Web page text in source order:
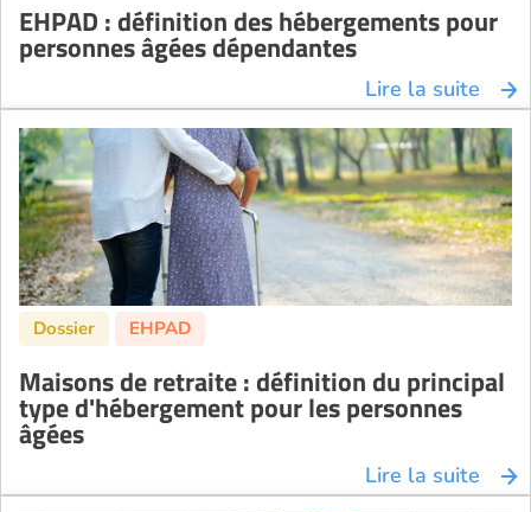
EHPAD : définition des hébergements pour
personnes âgées dépendantes
Lire la suite
Maisons de retraite : définition du principal
type d'hébergement pour les personnes
âgées
Lire la suite